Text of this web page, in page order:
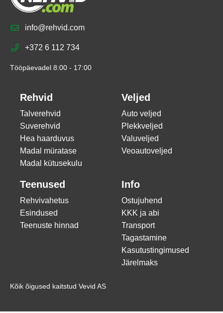
info@rehvid.com
+372 6 112 734
Tööpäevadel 8:00 - 17:00
Rehvid
Talverehvid
Suverehvid
Hea haarduvus
Madal müratase
Madal kütusekulu
Veljed
Auto veljed
Plekkveljed
Valuveljed
Veoautoveljed
Teenused
Rehvivahetus
Esindused
Teenuste hinnad
Info
Ostujuhend
KKK ja abi
Transport
Tagastamine
Kasutustingimused
Järelmaks
Kõik õigused kaitstud Vevid AS